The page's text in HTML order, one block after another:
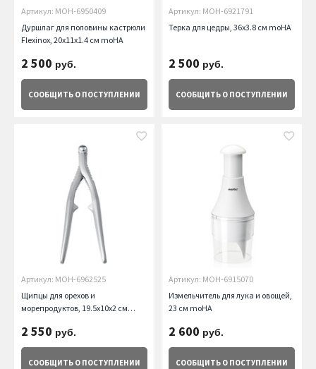
Артикул: MOH-6950409
Дуршлаг для половины кастрюли
Flexinox, 20х11х1.4 см moHA
2 500 руб.
СООБЩИТЬ О ПОСТУПЛЕНИИ
Артикул: MOH-6921791
Терка для цедры, 36х3.8 см moHA
2 500 руб.
СООБЩИТЬ О ПОСТУПЛЕНИИ
Артикул: MOH-6962525
Щипцы для орехов и
морепродуктов, 19.5х10х2 см
2 550 руб.
СООБЩИТЬ О ПОСТУПЛЕНИИ
Артикул: MOH-6915070
Измельчитель для лука и овощей,
23 см moHA
2 600 руб.
СООБЩИТЬ О ПОСТУПЛЕНИИ